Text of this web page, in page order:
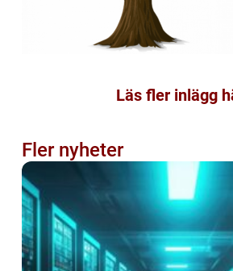
Läs fler inlägg
Fler nyheter